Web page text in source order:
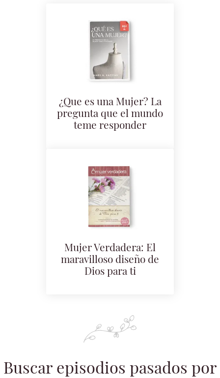
¿Que es una Mujer? La
pregunta que el mundo
teme responder
Mujer Verdadera: El
maravilloso diseño de
Dios para ti
Buscar episodios pasados por